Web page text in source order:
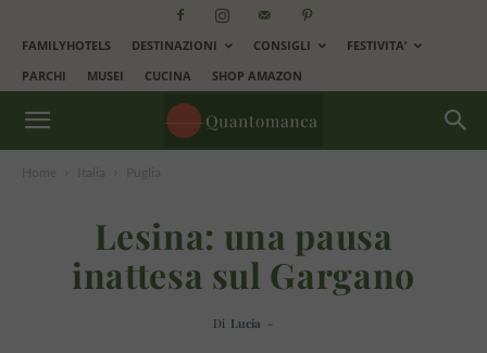
FAMILYHOTELS DESTINAZIONI CONSIGLI
FESTIVITA’
PARCHI
MUSEI CUCINA SHOP AMAZON
Lesina: una pausa
inattesa sul Gargano
Di Lucia -